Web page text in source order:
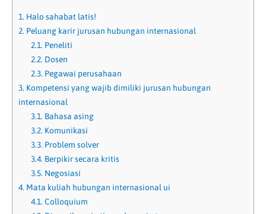
1. Halo sahabat latis!
2. Peluang karir jurusan hubungan internasional
2.1. Peneliti
2.2. Dosen
2.3. Pegawai perusahaan
3. Kompetensi yang wajib dimiliki jurusan hubungan
internasional
3.1. Bahasa asing
3.2. Komunikasi
3.3. Problem solver
3.4. Berpikir secara kritis
3.5. Negosiasi
4. Mata kuliah hubungan internasional ui
4.1. Colloquium